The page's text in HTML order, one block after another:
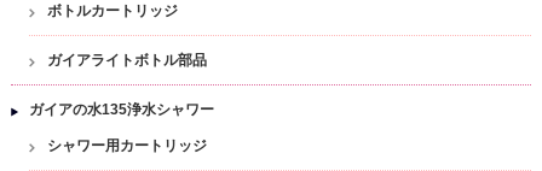
ボトルカートリッジ
ガイアライトボトル部品
ガイアの水135浄水シャワー
シャワー用カートリッジ